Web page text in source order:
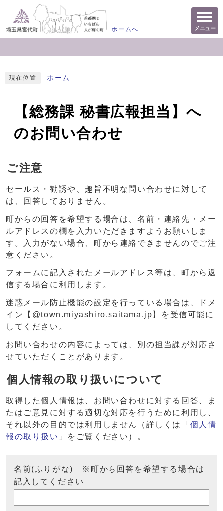
ホームへ メニュー
現在位置 ホーム
【総務課 秘書広報担当】へ
のお問い合わせ
ご注意
セールス・勧誘や、趣旨不明な問い合わせに対して
は、回答しておりません。
町からの回答を希望する場合は、名前・連絡先・メー
ルアドレスの欄を入力いただきますようお願いしま
す。入力がない場合、町から連絡できませんのでご注
意ください。
フォームに記入されたメールアドレス等は、町から返
信する場合に利用します。
迷惑メール防止機能の設定を行っている場合は、ドメ
イン【@town.miyashiro.saitama.jp】を受信可能に
してください。
お問い合わせの内容によっては、別の担当課が対応さ
せていただくことがあります。
個人情報の取り扱いについて
取得した個人情報は、お問い合わせに対する回答、ま
たはご意見に対する適切な対応を行うために利用し、
それ以外の目的では利用しません（詳しくは「 個人情
報の取り扱い 」をご覧ください）。
名前(ふりがな) ※町から回答を希望する場合は
記入してください